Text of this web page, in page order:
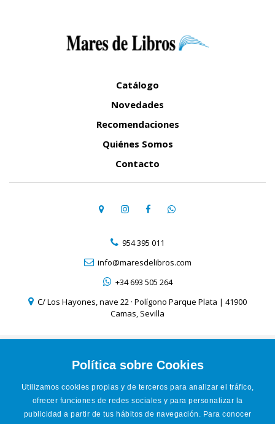
Política sobre Cookies
Utilizamos cookies propias y de terceros para analizar el tráfico,
ofrecer funciones de redes sociales y para personalizar la
publicidad a partir de tus hábitos de navegación. Para conocer
Catálogo
Novedades
Recomendaciones
Quiénes Somos
Contacto
954 395 011
info@maresdelibros.com
+34 693 505 264
C/ Los Hayones, nave 22 · Polígono Parque Plata | 41900
Camas, Sevilla
Política de Cookies
Condiciones de venta online
Accesibilidad